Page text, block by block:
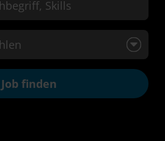
Skills eingeben